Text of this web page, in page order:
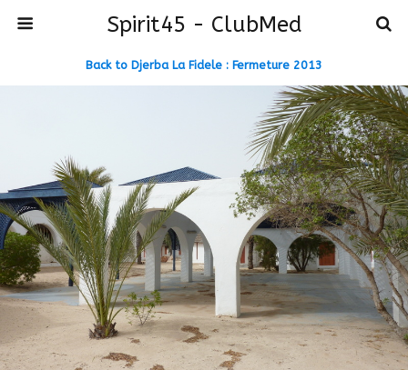
Spirit45 - ClubMed
Back to Djerba La Fidele : Fermeture 2013